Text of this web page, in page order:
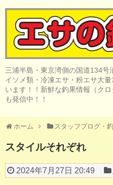
三浦半島・東京湾側の国道134号
イソメ類・冷凍エサ・粉エサ大
います！！新鮮な釣果情報（ク
も発信中！！
ホーム スタッフブログ・
スタイルそれぞれ
2024年7月27日 20:49
H O M E
取 扱 商 品
釣 果 情 報
陸っぱりルアー